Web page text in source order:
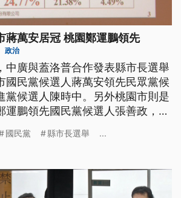
蔣萬安居冠 桃園鄭運鵬領先
政治
中廣與蓋洛普合作發表縣市長選舉
國民黨候選人蔣萬安領先民眾黨候
黨候選人陳時中。另外桃園市則是
運鵬領先國民黨候選人張善政，中
選情也牽動年底閣揆保衛戰，不過
國民黨 縣市長選舉 ...